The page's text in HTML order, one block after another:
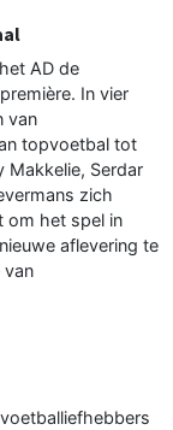
AD de
In vier
van
topvoetbal tot
Makkelie, Serdar
zich
om het spel in
aflevering te
van